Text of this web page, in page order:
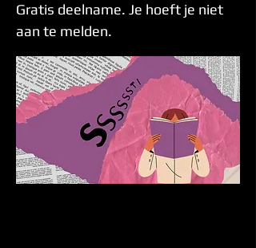
Gratis deelname. Je hoeft je niet
aan te melden.